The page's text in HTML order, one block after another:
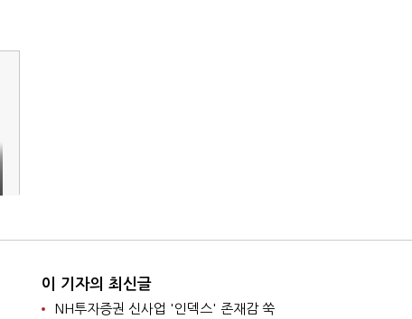
이 기자의 최신글
NH투자증권 신사업 '인덱스' 존재감 쑥